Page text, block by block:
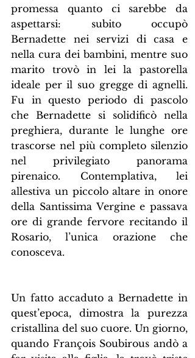
promessa quanto ci sarebbe da
aspettarsi: subito occupò
Bernadette nei servizi di casa e
nella cura dei bambini, mentre suo
marito trovò in lei la pastorella
ideale per il suo gregge di agnelli.
Fu in questo periodo di pascolo
che Bernadette si solidificò nella
preghiera, durante le lunghe ore
trascorse nel più completo silenzio
nel privilegiato panorama
pirenaico. Contemplativa, lei
allestiva un piccolo altare in onore
della Santissima Vergine e passava
ore di grande fervore recitando il
Rosario, l’unica orazione che
conosceva.
Un fatto accaduto a Bernadette in
quest’epoca, dimostra la purezza
cristallina del suo cuore. Un giorno,
quando François Soubirous andò a